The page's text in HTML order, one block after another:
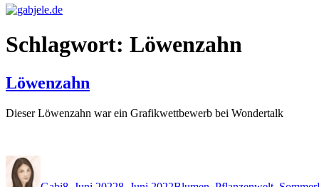
Schlagwort: Löwenzahn
Löwenzahn
Dieser Löwenzahn war ein Grafikwettbewerb bei Wondertalk